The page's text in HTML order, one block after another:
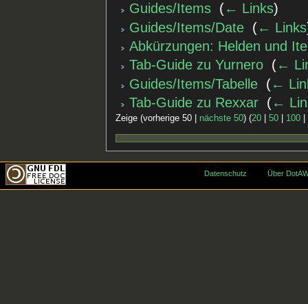
Guides/Items (← Links)
Guides/Items/Date (← Links
Abkürzungen: Helden und
Tab-Guide zu Yurnero (←
Guides/Items/Tabelle (←
Tab-Guide zu Rexxar (←
Zeige (vorherige 50 | nächste 50) (20 |50 100
Datenschutz Über